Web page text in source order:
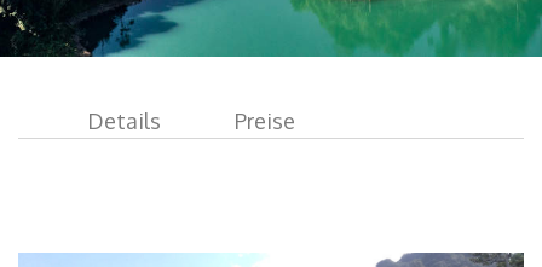
Details Preise